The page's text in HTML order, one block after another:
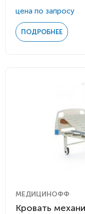
цена по запросу
ПОДРОБНЕЕ
МЕДИЦИНОФФ
Кровать